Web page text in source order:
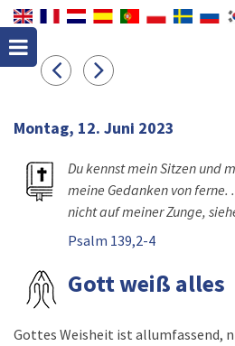
Montag, 12. Juni 2023
Du kennst mein Sitzen und
meine Gedanken von ferne.
nicht auf meiner Zunge,
Psalm 139,2-4
Gott weiß alles
Gottes Weisheit ist allumfassend,